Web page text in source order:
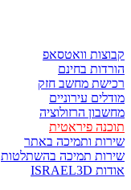
קבוצות וואטסאפ
הורדות בחינם
רכישת מחשב חזק
מודלים עירוניים
מחשבון הרזולוציה
תוכנה פיראטית
שירות ותמיכה באתר
שירות תמיכה בהשתלטות
אודות ISRAEL3D